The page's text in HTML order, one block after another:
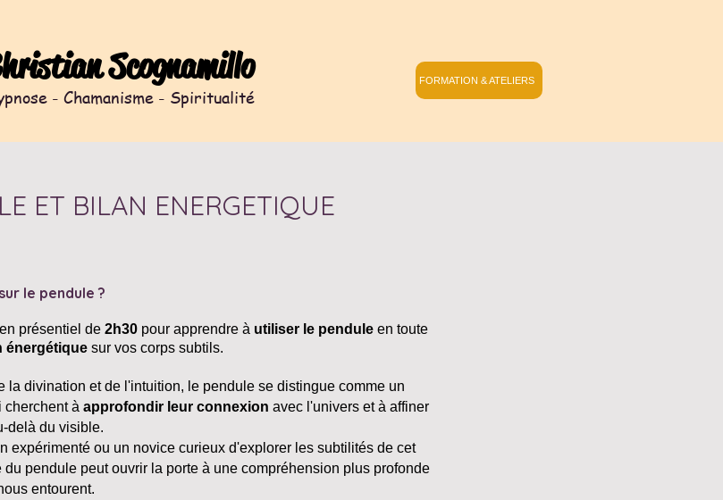
Scognamillo
- Chamanisme - Spiritualité
FORMATION & ATELIERS
ET BILAN ENERGETIQUE
le pendule ?
présentiel de 2h30 pour apprendre à utiliser le pendule en toute
énergétique sur vos corps subtils.
la divination et de l'intuition, le pendule se distingue comme un
cherchent à approfondir leur connexion avec l'univers et à affiner
delà du visible.
expérimenté ou un novice curieux d'explorer les subtilités de cet
pendule peut ouvrir la porte à une compréhension plus profonde
entourent.